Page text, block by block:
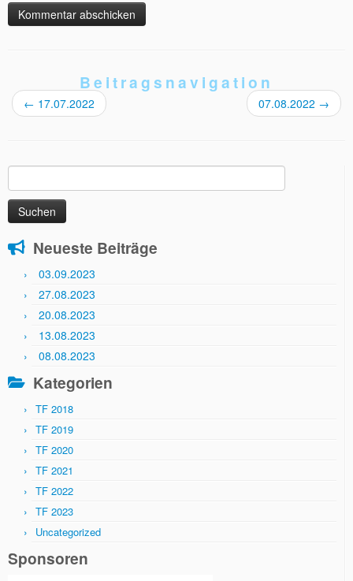
Beitragsnavigation
← 17.07.2022 07.08.2022 →
nach:
Neueste Beiträge
03.09.2023
27.08.2023
20.08.2023
13.08.2023
08.08.2023
Kategorien
TF 2018
TF 2019
TF 2020
TF 2021
TF 2022
TF 2023
Uncategorized
Sponsoren